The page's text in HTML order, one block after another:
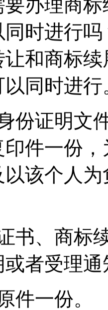
办理商
时进行
和商标
同时进
份证明文
件一份
该个人
书、商标
者受理
件一份。